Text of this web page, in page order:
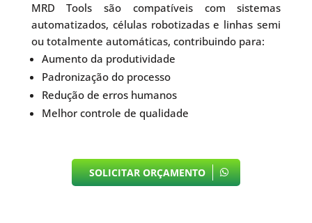
MRD Tools são compatíveis com sistemas
automatizados, células robotizadas e linhas semi
ou totalmente automáticas, contribuindo para:
Aumento da produtividade
Padronização do processo
Redução de erros humanos
Melhor controle de qualidade
SOLICITAR ORÇAMENTO